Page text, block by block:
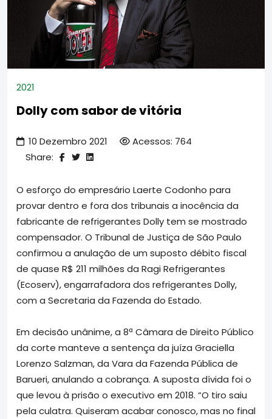
2021
Dolly com sabor de vitória
10 Dezembro 2021
Acessos: 764
Share:
O esforço do empresário Laerte Codonho para
provar dentro e fora dos tribunais a inocência da
fabricante de refrigerantes Dolly tem se mostrado
compensador. O Tribunal de Justiça de São Paulo
confirmou a anulação de um suposto débito fiscal
de quase R$ 211 milhões da Ragi Refrigerantes
(Ecoserv), engarrafadora dos refrigerantes Dolly,
com a Secretaria da Fazenda do Estado.
Em decisão unânime, a 8ª Câmara de Direito Público
da corte manteve a sentença da juíza Graciella
Lorenzo Salzman, da Vara da Fazenda Pública de
Barueri, anulando a cobrança. A suposta dívida foi o
que levou à prisão o executivo em 2018. “O tiro saiu
pela culatra. Quiseram acabar conosco, mas no final